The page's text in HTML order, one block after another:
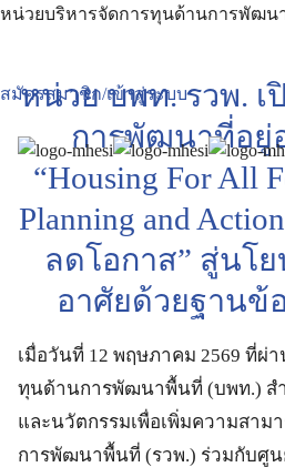
หน่วยบริหารจัดการทุนด้านการพัฒน
สมัครสมาชิก/เข้าสู่ระบบ
หน่วย บพท. รวพ. เ
การพัฒนาที่อยู่
“Housing For All
Planning and
ลดโอกาส” สู่นโ
อาศัยด้วยฐานข้
เมื่อวันที่ 12 พฤษภาคม 2569 ที่ผ่
ทุนด้านการพัฒนาพื้นที่ (บพท.) สำ
และนวัตกรรมเพื่อเพิ่มความสาม
การพัฒนาพื้นที่ (รวพ.) ร่วมกับศู